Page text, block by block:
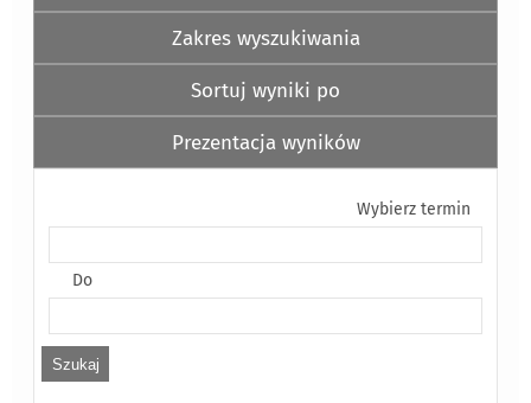
Zakres wyszukiwania
Sortuj wyniki po
Prezentacja wyników
Wybierz termin
Do